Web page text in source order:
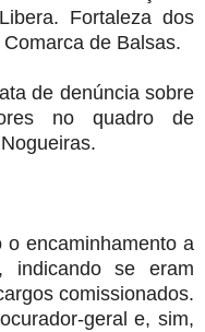
Fortaleza dos
de Balsas.
de denúncia sobre
no quadro de
o encaminhamento a
indicando se eram
comissionados.
geral e, sim,